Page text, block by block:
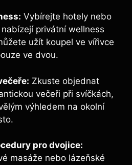
Vybírejte hotely nebo
privátní wellness
užít koupel ve vířivce
ve dvou.
Zkuste objednat
večeři při svíčkách,
výhledem na okolní
pro dvojice:
masáže nebo lázeňské